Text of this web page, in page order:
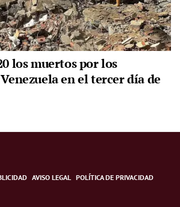
los muertos por los
en el tercer día de
AVISO LEGAL POLÍTICA DE PRIVACIDAD